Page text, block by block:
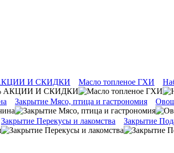
И СКИДКИ Масло топленое ГХИ
Закрытие Мясо, птица и гастрономия
Закрытие Перекусы и лакомства Закрытие